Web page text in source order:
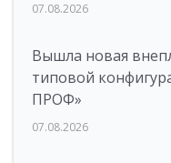
07.08.2026
Вышла новая
типовой
ПРОФ»
07.08.2026